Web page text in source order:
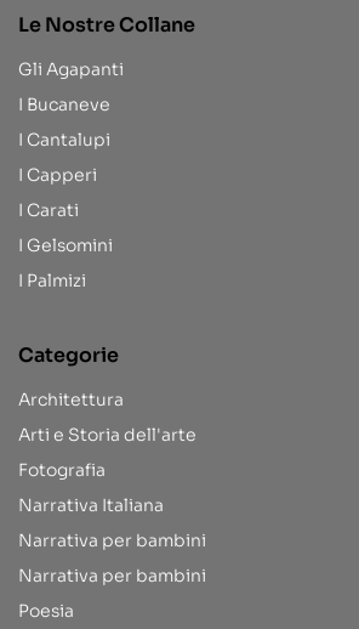
Le Nostre Collane
Gli Agapanti
I Bucaneve
I Cantalupi
I Capperi
I Carati
I Gelsomini
I Palmizi
Categorie
Architettura
Arti e Storia dell'arte
Fotografia
Narrativa Italiana
Narrativa per bambini
Narrativa per bambini
Poesia